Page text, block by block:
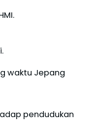
waktu Jepang
pendudukan